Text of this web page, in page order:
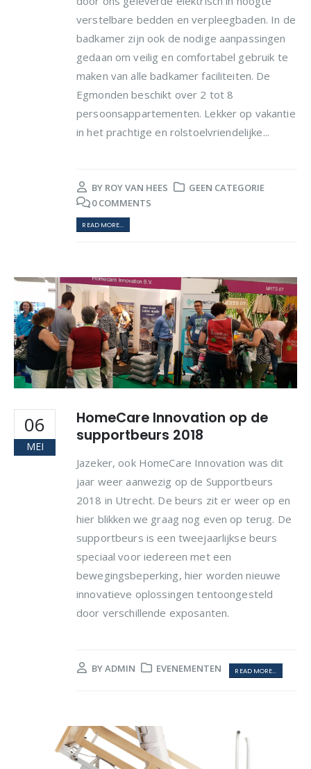
verstelbare bedden en verpleegbaden. In de
badkamer zijn ook de nodige aanpassingen
gedaan om veilig en comfortabel gebruik te
maken van alle badkamer faciliteiten. De
Egmonden beschikt over 2 tot 8
persoonsappartementen. Lekker op vakantie
in het prachtige en rolstoelvriendelijke...
BY ROY VAN HEES
GEEN CATEGORIE
0 COMMENTS
READ MORE...
06
MEI
HomeCare Innovation op de
supportbeurs 2018
Jazeker, ook HomeCare Innovation was dit
jaar weer aanwezig op de Supportbeurs
2018 in Utrecht. De beurs zit er weer op en
hier blikken we graag nog even op terug. De
supportbeurs is een tweejaarlijkse beurs
speciaal voor iedereen met een
bewegingsbeperking, hier worden nieuwe
innovatieve oplossingen tentoongesteld
door verschillende exposanten.
BYADMIN EVENEMENTEN READ MORE...